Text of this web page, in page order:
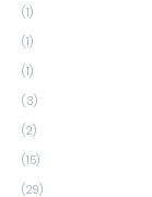
(1)
(1)
(1)
(3)
(2)
(15)
(29)